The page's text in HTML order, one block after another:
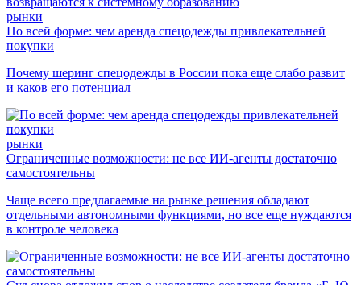
рынки
По всей форме: чем аренда спецодежды привлекательней
покупки
Почему шеринг спецодежды в России пока еще слабо развит
и каков его потенциал
рынки
Ограниченные возможности: не все ИИ-агенты достаточно
самостоятельны
Чаще всего предлагаемые на рынке решения обладают
отдельными автономными функциями, но все еще нуждаются
в контроле человека